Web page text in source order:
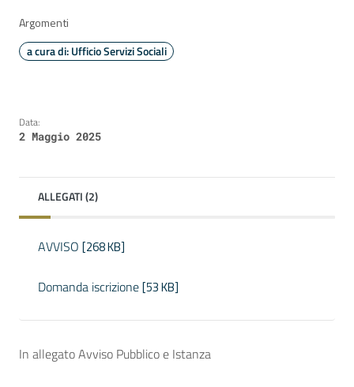
Argomenti
a cura di: Ufficio Servizi Sociali
Data:
2 Maggio 2025
ALLEGATI (2)
AVVISO [268 KB]
Domanda iscrizione[53 KB]
In allegato Avviso Pubblico e Istanza